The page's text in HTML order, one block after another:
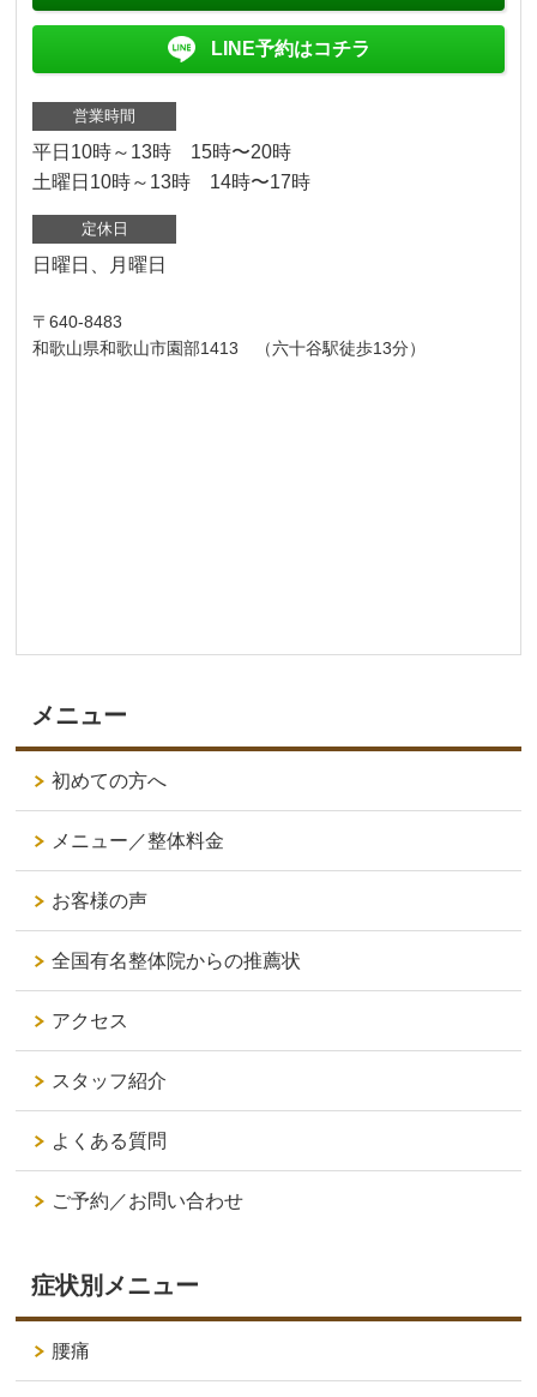
LINE予約はコチラ
営業時間
平日10時～13時 15時〜20時
土曜日10時～13時 14時〜17時
定休日
日曜日、月曜日
〒640-8483
和歌山県和歌山市園部1413 （六十谷駅徒歩13分）
メニュー
初めての方へ
メニュー／整体料金
お客様の声
全国有名整体院からの推薦状
アクセス
スタッフ紹介
よくある質問
ご予約／お問い合わせ
症状別メニュー
腰痛